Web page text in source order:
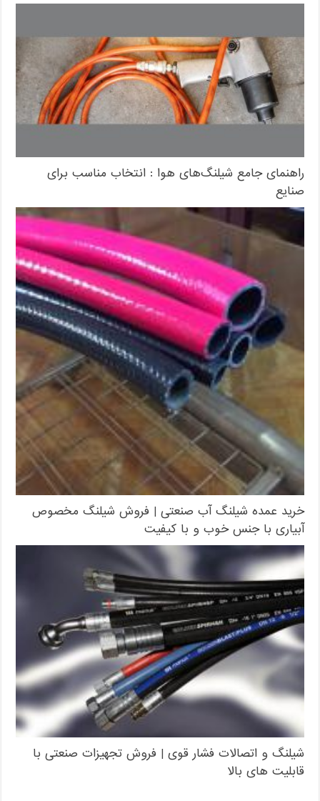
راهنمای جامع شیلنگ‌های هوا : انتخاب مناسب برای
صنایع
خرید عمده شیلنگ آب صنعتی | فروش شیلنگ مخصوص
آبیاری با جنس خوب و با کیفیت
شیلنگ و اتصالات فشار قوی | فروش تجهیزات صنعتی با
قابلیت های بالا